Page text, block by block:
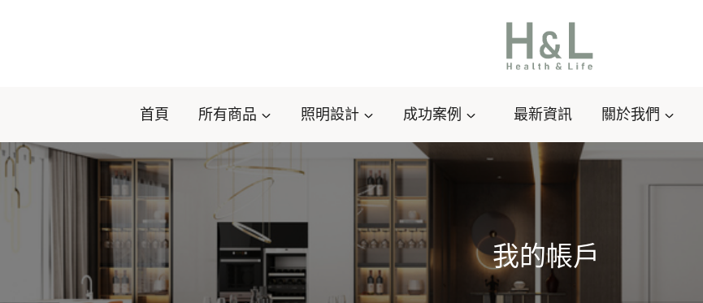
首頁 所有商品 照明設計 成功案例 最新資訊 關於我們
我的帳戶